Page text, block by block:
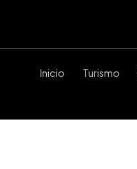
Inicio Turismo